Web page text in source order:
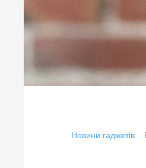
Новини гаджетів